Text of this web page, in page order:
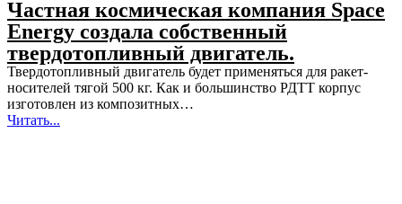
Частная космическая компания Space
Energy создала собственный
твердотопливный двигатель.
Твердотопливный двигатель будет применяться для ракет-
носителей тягой 500 кг. Как и большинство РДТТ корпус
изготовлен из композитных…
Читать...